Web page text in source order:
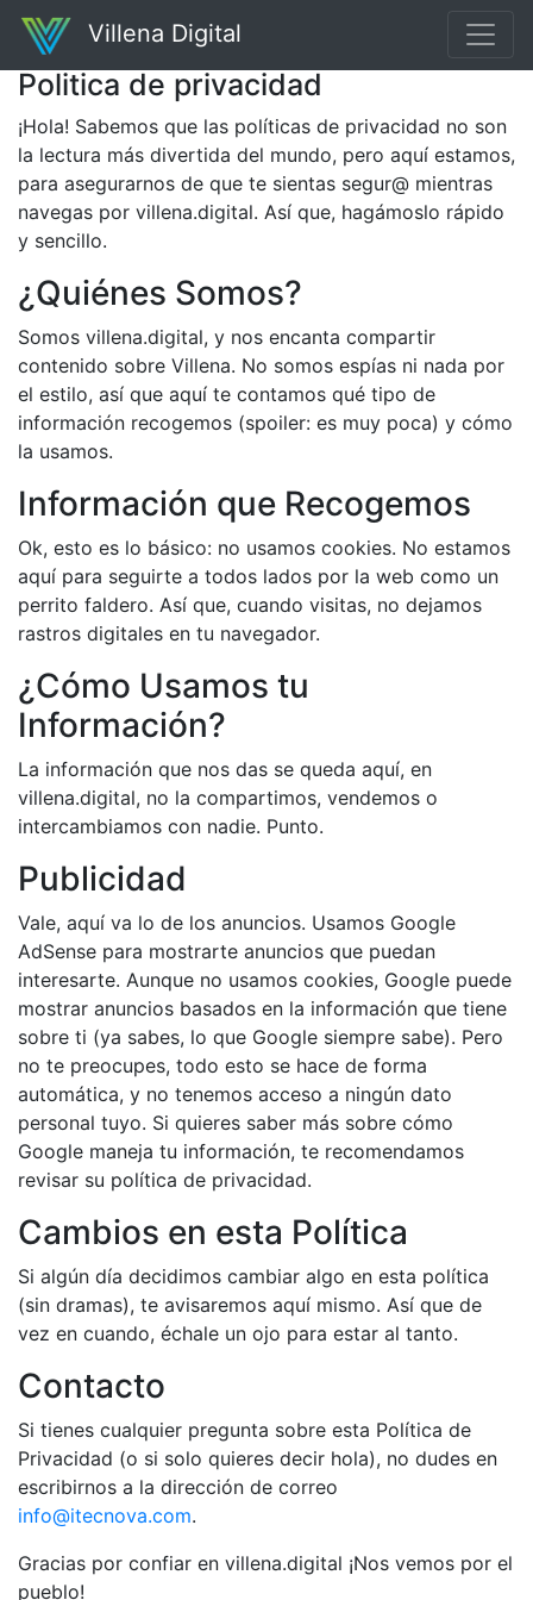
Villena Digital
Politica de privacidad
¡Hola! Sabemos que las políticas de privacidad no son
la lectura más divertida del mundo, pero aquí estamos,
para asegurarnos de que te sientas segur@ mientras
navegas por villena.digital. Así que, hagámoslo rápido
y sencillo.
¿Quiénes Somos?
Somos villena.digital, y nos encanta compartir
contenido sobre Villena. No somos espías ni nada por
el estilo, así que aquí te contamos qué tipo de
información recogemos (spoiler: es muy poca) y cómo
la usamos.
Información que Recogemos
Ok, esto es lo básico: no usamos cookies. No estamos
aquí para seguirte a todos lados por la web como un
perrito faldero. Así que, cuando visitas, no dejamos
rastros digitales en tu navegador.
¿Cómo Usamos tu
Información?
La información que nos das se queda aquí, en
villena.digital, no la compartimos, vendemos o
intercambiamos con nadie. Punto.
Publicidad
Vale, aquí va lo de los anuncios. Usamos Google
AdSense para mostrarte anuncios que puedan
interesarte. Aunque no usamos cookies, Google puede
mostrar anuncios basados en la información que tiene
sobre ti (ya sabes, lo que Google siempre sabe). Pero
no te preocupes, todo esto se hace de forma
automática, y no tenemos acceso a ningún dato
personal tuyo. Si quieres saber más sobre cómo
Google maneja tu información, te recomendamos
revisar su política de privacidad.
Cambios en esta Política
Si algún día decidimos cambiar algo en esta política
(sin dramas), te avisaremos aquí mismo. Así que de
vez en cuando, échale un ojo para estar al tanto.
Contacto
Si tienes cualquier pregunta sobre esta Política de
Privacidad (o si solo quieres decir hola), no dudes en
escribirnos a la dirección de correo
info@itecnova.com.
Gracias por confiar en villena.digital ¡Nos vemos por el
pueblo!